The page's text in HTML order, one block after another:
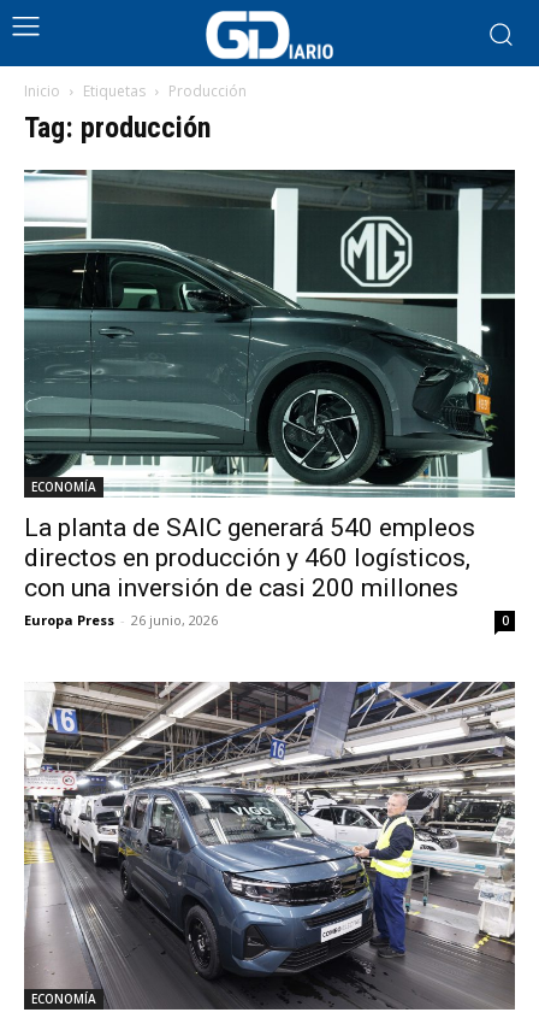
Inicio Etiquetas Producción
Tag: producción
ECONOMÍA
La planta de SAIC generará 540 empleos
directos en producción y 460 logísticos,
con una inversión de casi 200 millones
Europa Press - 26 junio, 2026 0
ECONOMÍA